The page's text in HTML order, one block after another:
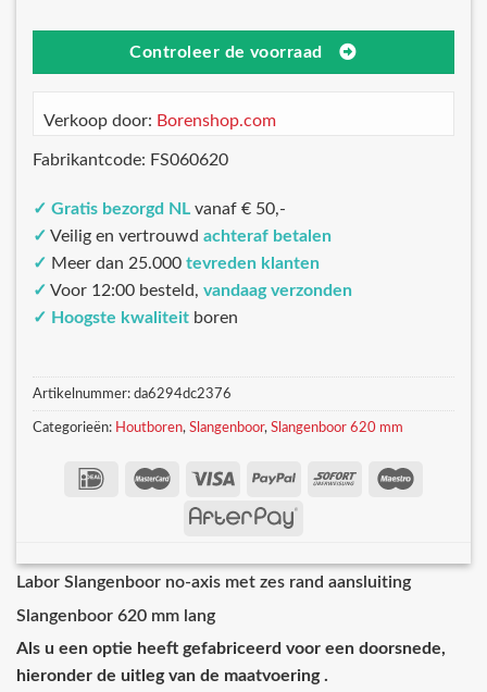
Controleer de voorraad
Verkoop door: Borenshop.com
Fabrikantcode: FS060620
✓ Gratis bezorgd NL vanaf € 50,-
✓ Veilig en vertrouwd achteraf betalen
✓ Meer dan 25.000 tevreden klanten
✓ Voor 12:00 besteld, vandaag verzonden
✓ Hoogste kwaliteit boren
Artikelnummer: da6294dc2376
Categorieën: Houtboren, Slangenboor, Slangenboor 620 mm
Labor Slangenboor no-axis met zes rand aansluiting
Slangenboor 620 mm lang
Als u een optie heeft gefabriceerd voor een doorsnede,
hieronder de uitleg van de maatvoering .